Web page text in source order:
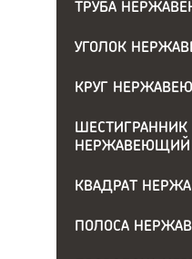
ТРУБА
УГОЛОК
КРУГ
ШЕСТИГРАННИК
НЕРЖАВЕЮЩИЙ
КВАДРАТ
ПОЛОСА